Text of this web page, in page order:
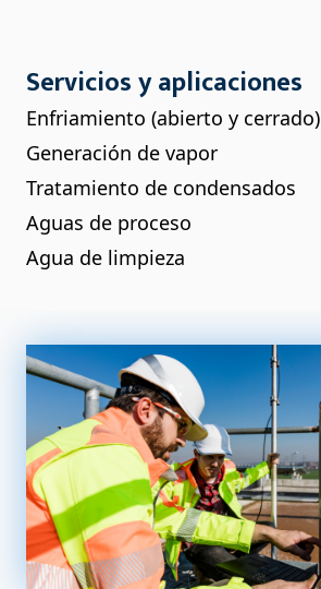
Servicios y aplicaciones
Enfriamiento (abierto y cerrado)
Generación de vapor
Tratamiento de condensados
Aguas de proceso
Agua de limpieza